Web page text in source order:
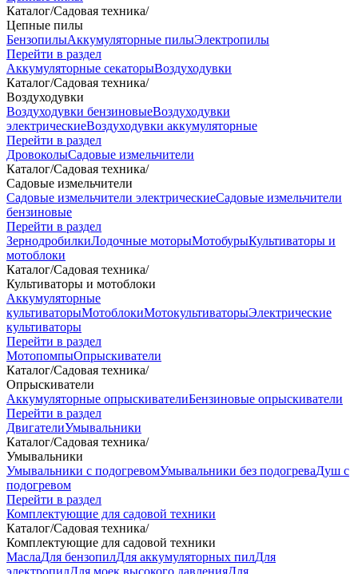
Каталог/Садовая техника/
Цепные пилы
БензопилыАккумуляторные пилыЭлектропилы
Перейти в раздел
Аккумуляторные секаторыВоздуходувки
Каталог/Садовая техника/
Воздуходувки
Воздуходувки бензиновыеВоздуходувки
электрическиеВоздуходувки аккумуляторные
Перейти в раздел
ДровоколыСадовые измельчители
Каталог/Садовая техника/
Садовые измельчители
Садовые измельчители электрическиеСадовые измельчители
бензиновые
Перейти в раздел
ЗернодробилкиЛодочные моторыМотобурыКультиваторы и
мотоблоки
Каталог/Садовая техника/
Культиваторы и мотоблоки
Аккумуляторные
культиваторыМотоблокиМотокультиваторыЭлектрические
культиваторы
Перейти в раздел
МотопомпыОпрыскиватели
Каталог/Садовая техника/
Опрыскиватели
Аккумуляторные опрыскивателиБензиновые опрыскиватели
Перейти в раздел
ДвигателиУмывальники
Каталог/Садовая техника/
Умывальники
Умывальники с подогревомУмывальники без подогреваДуш с
подогревом
Перейти в раздел
Комплектующие для садовой техники
Каталог/Садовая техника/
Комплектующие для садовой техники
МаслаДля бензопилДля аккумуляторных пилДля
электропилДля моек высокого давленияДля